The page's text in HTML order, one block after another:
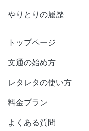
やりとりの履歴
トップページ
文通の始め方
レタレタの使い方
料金プラン
よくある質問